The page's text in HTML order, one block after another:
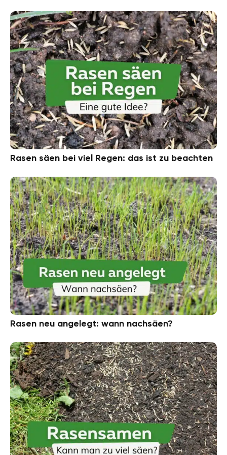
Rasen säen bei viel Regen: das ist zu beachten
Rasen neu angelegt: wann nachsäen?